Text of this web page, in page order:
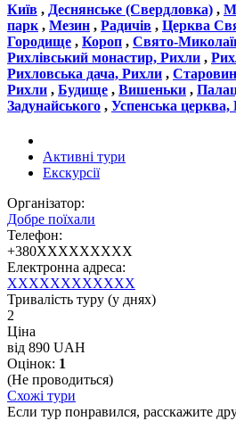
Київ , Деснянське (Свердловка) ,
парк , Мезин , Радичів , Церква
Городище , Короп , Свято-
Рихлівський монастир, Рихли ,
Рихловська дача, Рихли ,
Рихли , Будище , Вишеньки ,
Задунайського , Успенська
Активні тури
Екскурсії
Організатор:
Добре поїхали
Телефон:
+380XXXXXXXXX
Електронна адреса:
XXXXXXXXXXXX
Тривалість туру (у днях)
2
Ціна
від 890 UAH
Оцінок: 1
(Не проводиться)
Схожі тури
Если тур понравился, расскажите